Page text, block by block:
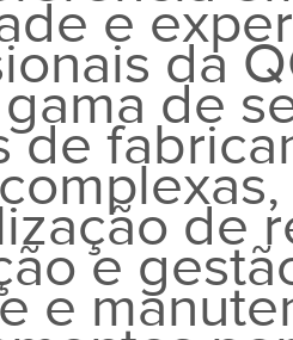
e
da
de
de
de
e
e